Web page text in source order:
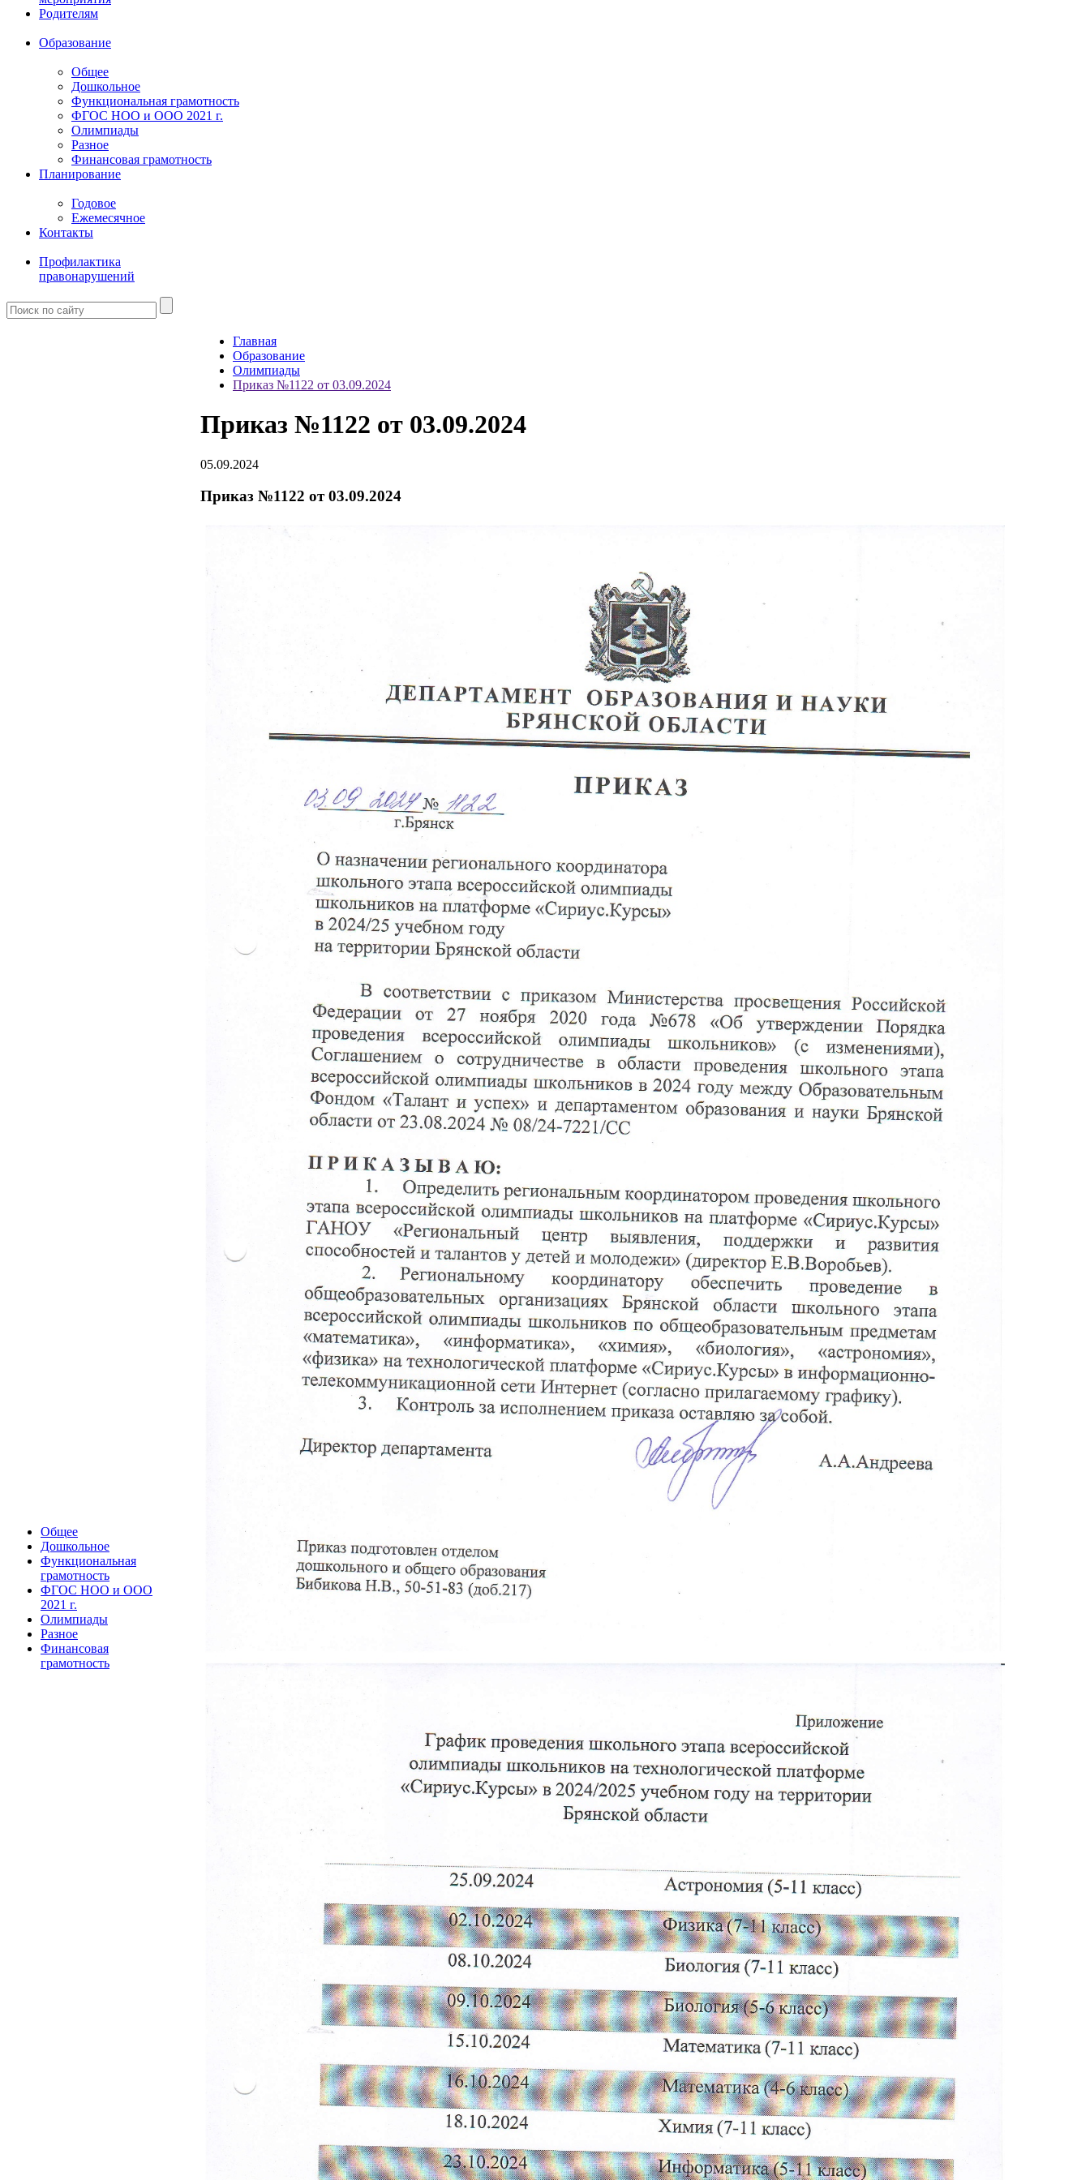
Родителям
Образование
Общее
Дошкольное
Функциональная грамотность
ФГОС НОО и ООО 2021 г.
Олимпиады
Разное
Финансовая грамотность
Планирование
Годовое
Ежемесячное
Контакты
Профилактика
правонарушений
Общее
Дошкольное
Функциональная
грамотность
ФГОС НОО и ООО
2021 г.
Олимпиады
Разное
Финансовая
грамотность
Главная
Образование
Олимпиады
Приказ №1122 от 03.09.2024
Приказ №1122 от 03.09.2024
05.09.2024
Приказ №1122 от 03.09.2024